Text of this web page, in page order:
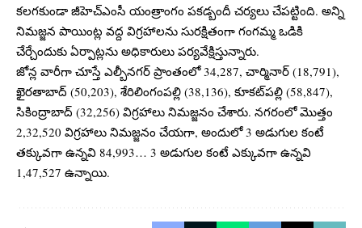
కలగకుండా జీహెచ్ఎంసీ యంత్రాంగం పకడ్బందీ చర్యలు చేపట్టింది. అన్ని
నిమజ్జన పాయింట్ల వద్ద విగ్రహాలను సురక్షితంగా గంగమ్మ ఒడికి
చేర్చేందుకు ఏర్పాట్లను అధికారులు పర్యవేక్షిస్తున్నారు.
జోన్ల వారీగా చూస్తే ఎల్బీనగర్ ప్రాంతంలో 34,287, చార్మినార్ (18,791),
ఖైరతాబాద్ (50,203), శేరిలింగంపల్లి (38,136), కూకట్‌పల్లి (58,847),
సికింద్రాబాద్ (32,256) విగ్రహాలు నిమజ్జనం చేశారు. నగరంలో మొత్తం
2,32,520 విగ్రహాలు నిమజ్జనం చేయగా, అందులో 3 అడుగుల కంటే
తక్కువగా ఉన్నవి 84,993… 3 అడుగుల కంటే ఎక్కువగా ఉన్నవి
1,47,527 ఉన్నాయి.